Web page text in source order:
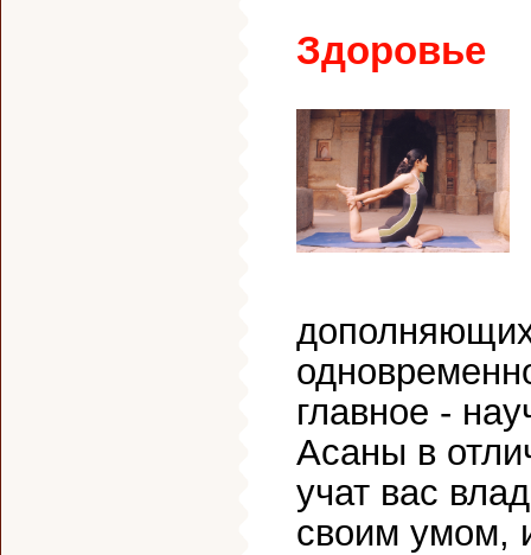
Здоровье
главное -
Асаны в
учат вас
своим умом,